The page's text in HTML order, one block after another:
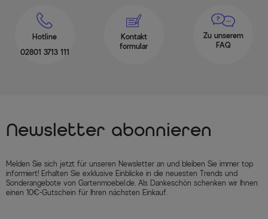
Hotline
02801 3713 111
Kontakt
formular
Zu unserem
FAQ
Newsletter abonnieren
Melden Sie sich jetzt für unseren Newsletter an und bleiben Sie immer top
informiert! Erhalten Sie exklusive Einblicke in die neuesten Trends und
Sonderangebote von Gartenmoebel.de. Als Dankeschön schenken wir Ihnen
einen 10€-Gutschein für Ihren nächsten Einkauf.